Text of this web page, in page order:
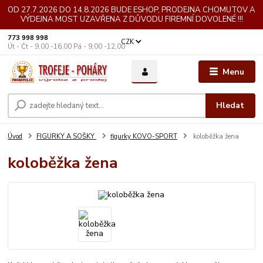
OD 27.7.2026 DO 14.8.2026 BUDE ESHOP, PRODEJNA CHOMUTOV A
VÝDEJNA MOST UZAVŘENA Z DŮVODU FIREMNÍ DOVOLENÉ !!!
Menu
CZK
Hledat
773 998 998
Út - Čt - 9,00 -16,00 Pá - 9,00 -12,00
Úvod FIGURKY A SOŠKY figurky KOVO-SPORT koloběžka žena
koloběžka žena